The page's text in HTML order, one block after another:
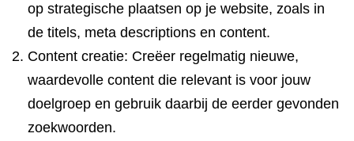
op strategische plaatsen op je website, zoals in
de titels, meta descriptions en content.
Content creatie: Creëer regelmatig nieuwe,
waardevolle content die relevant is voor jouw
doelgroep en gebruik daarbij de eerder gevonden
zoekwoorden.